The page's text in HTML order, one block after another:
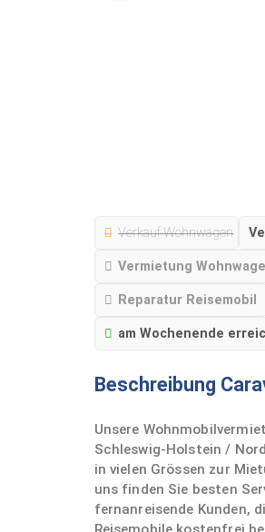
Verkauf Wohnwagen
Vermietung
Reparatur Reisemobil
am Wochenende
Beschreibung
Unsere
Schleswig-Holstein /
in vielen Grössen zur
uns finden Sie besten
fernanreisende Kunden,